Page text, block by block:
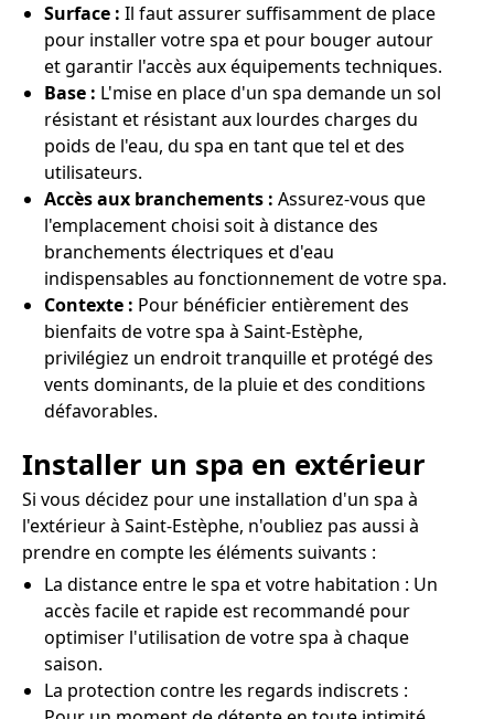
Surface : Il faut assurer suffisamment de place
pour installer votre spa et pour bouger autour
et garantir l'accès aux équipements techniques.
Base : L'mise en place d'un spa demande un sol
résistant et résistant aux lourdes charges du
poids de l'eau, du spa en tant que tel et des
utilisateurs.
Accès aux branchements : Assurez-vous que
l'emplacement choisi soit à distance des
branchements électriques et d'eau
indispensables au fonctionnement de votre spa.
Contexte : Pour bénéficier entièrement des
bienfaits de votre spa à Saint-Estèphe,
privilégiez un endroit tranquille et protégé des
vents dominants, de la pluie et des conditions
défavorables.
Installer un spa en extérieur
Si vous décidez pour une installation d'un spa à
l'extérieur à Saint-Estèphe, n'oubliez pas aussi à
prendre en compte les éléments suivants :
La distance entre le spa et votre habitation : Un
accès facile et rapide est recommandé pour
optimiser l'utilisation de votre spa à chaque
saison.
La protection contre les regards indiscrets :